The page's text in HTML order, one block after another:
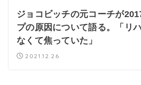
ジョコビッチの元コーチが
プの原因について語る。「リ
なくて焦っていた」
2021.12.26